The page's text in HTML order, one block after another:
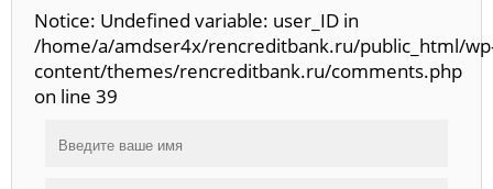
Notice: Undefined variable: user_ID in
/home/a/amdser4x/rencreditbank.ru/public_html/
content/themes/rencreditbank.ru/comments.php
on line 39